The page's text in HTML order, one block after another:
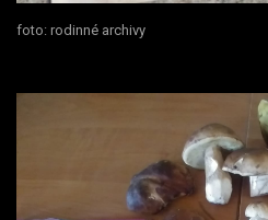
foto: rodinné archivy